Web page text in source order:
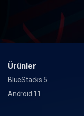
Ürünler
BlueStacks 5
Android 11